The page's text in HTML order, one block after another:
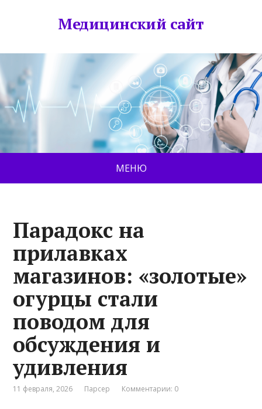
Медицинский сайт
МЕНЮ
Парадокс на
прилавках
магазинов: «золотые»
огурцы стали
поводом для
обсуждения и
удивления
11 февраля, 2026 Парсер Комментарии: 0